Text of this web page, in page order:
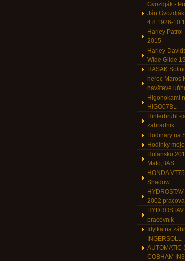
Gvozdják -
Ján
4.8.1926-
Harley Patrol
2015
Harley-
Wide Glide
HASAK
herec Maros
navšteve
Higonokami
HIGO07BL
Hinterbrühl -
zahradnik
Hodinary na
Hodinky
Holansko
Mato,BAS
HONDA
Shadow
2002
pracovnik
Idylka na
INGERSOLL
AUTOMATIC
COBHAM